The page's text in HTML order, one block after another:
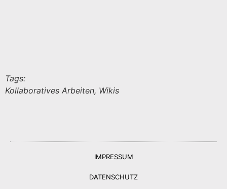
Tags:
Kollaboratives Arbeiten, Wikis
IMPRESSUM
DATENSCHUTZ